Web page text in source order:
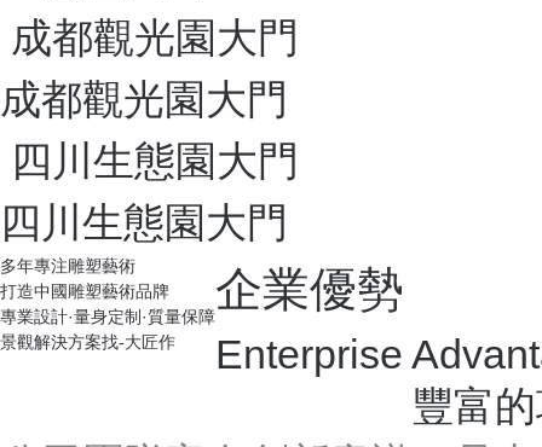
成都觀光園大門
成都觀光園大門
四川生態園大門
四川生態園大門
多年專注雕塑藝術
打造中國雕塑藝術品牌
專業設計·量身定制·質量保障
景觀解決方案找-大匠作
企業優勢
Enterprise
豐富